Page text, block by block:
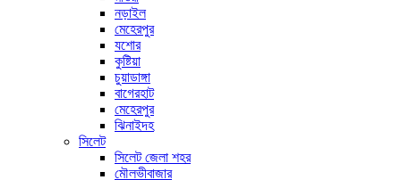
নড়াইল
মেহেরপুর
যশোর
কুষ্টিয়া
চুয়াডাঙ্গা
বাগেরহাট
মেহেরপুর
ঝিনাইদহ
সিলেট
সিলেট জেলা শহর
মৌলভীবাজার